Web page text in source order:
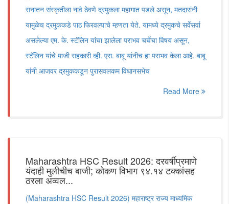
सनातन संस्कृतीला नावे ठेवणे द्रमुकला महागात पडले असून, मतदारांनी
यामुळेच द्रमुककडे पाठ फिरवल्याचे म्हणता येते. यामध्ये द्रमुकचे सर्वेसर्वा
असलेल्या एम. के. स्टॅलिन यांचा झालेला पराभव चर्चेचा विषय असून,
स्टॅलिन यांचे माजी सहकारी व्ही. एस. बाबू यांनीच हा पराभव केला आहे. बाबू
यांनी आजवर द्रमुककडून पुरासवलकम विधानसभेच
Read More
Maharashtra HSC Result 2026: दरवर्षीप्रमाणे
यंदाही मुलीचीच बाजी; कोकण विभाग ९४.१४ टक्कांसह
ठरला अव्वल...
(Maharashtra HSC Result 2026) महाराष्ट्र राज्य माध्यमिक